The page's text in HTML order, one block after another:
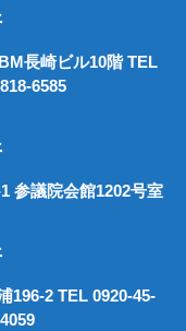
長崎ビル10階 TEL
6585
参議院会館1202号室
196-2 TEL 0920-45-